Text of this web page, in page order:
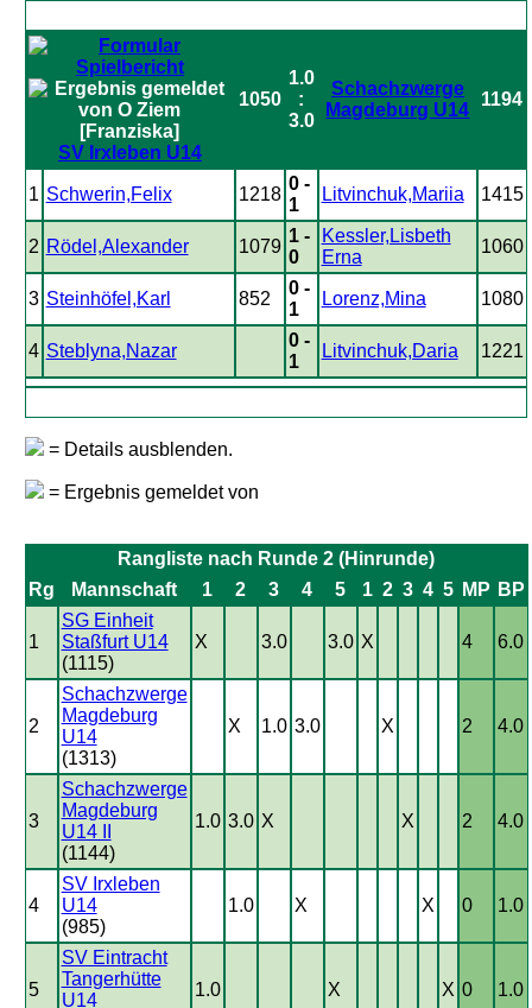
SV Irxleben U14
1050
1.0
:
3.0
Schachzwerge
Magdeburg U14
1194
1 Schwerin,Felix 1218
0 -
1
Litvinchuk,Mariia 1415
2 Rödel,Alexander 1079
1 -
0
Kessler,Lisbeth
Erna
1060
3 Steinhöfel,Karl 852
0 -
1
Lorenz,Mina 1080
4 Steblyna,Nazar
0 -
1
Litvinchuk,Daria 1221
= Details ausblenden.
= Ergebnis gemeldet von
Rangliste nach Runde 2 (Hinrunde)
Rg
Mannschaft 1 2 3 4 5 1 2 3 4 5 MP BP
1
SG Einheit
Staßfurt U14
(1115)
X 3.0 3.0 X 4 6.0
2
Schachzwerge
Magdeburg
U14
(1313)
X 1.0 3.0 X 2 4.0
3
Schachzwerge
Magdeburg
U14 II
(1144)
1.0 3.0 X X 2 4.0
4
SV Irxleben
U14
(985)
1.0 X X 0 1.0
5
SV Eintracht
Tangerhütte
U14
1.0 X X 0 1.0